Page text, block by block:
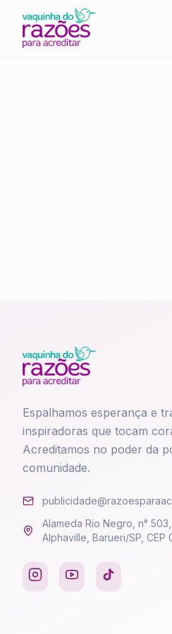
Espalhamos esperança e
inspiradoras que tocam
Acreditamos no poder da
comunidade.
Alameda Rio Negro, n°
Alphaville, Barueri/SP,